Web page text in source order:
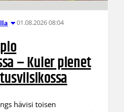
01.08.2026 08:04
– Kuier pienet
hävisi toisen